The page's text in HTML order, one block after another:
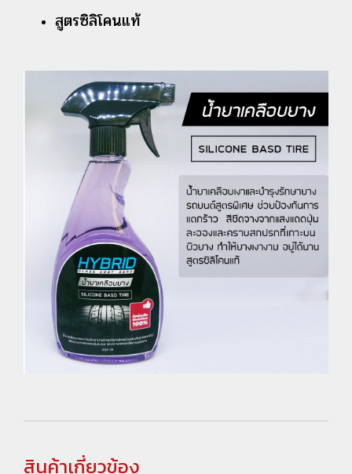
สูตรซิลิโคนแท้
สินค้าเกี่ยวข้อง